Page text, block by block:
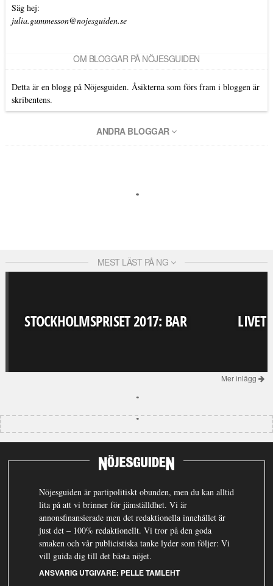
Säg hej:
julia.gummesson@nojesguiden.se
OM BLOGGAR PÅ NÖJESGUIDEN
Detta är en blogg på Nöjesguiden. Åsikterna som förs fram i bloggen är
skribentens.
ANDRA BLOGGAR
MEST LÄST PÅ NG
STOCKHOLMSPRISET 2017: BAR LIVET
Mer inlägg
Nöjesguiden är partipolitiskt obunden, men du kan alltid
lita på att vi brinner för jämställdhet. Vi är
annonsfinansierade men det redaktionella innehållet är
just det – 100% redaktionellt. Vi tror på den goda
smaken och vår publicistiska tanke lyder som följer: Vi
vill guida dig till det bästa nöjet.
ANSVARIG UTGIVARE: PELLE TAMLEHT